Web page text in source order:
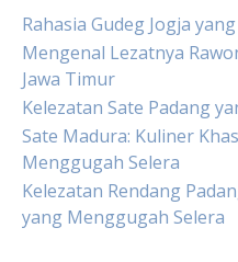
Rahasia Gudeg Jogja
Mengenal Lezatnya
Jawa Timur
Kelezatan Sate Padang
Sate Madura: Kuliner
Menggugah Selera
Kelezatan Rendang
yang Menggugah Selera